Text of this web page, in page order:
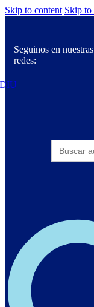
Skip to content Skip to
Seguinos en nuestras
redes:
Buscar: